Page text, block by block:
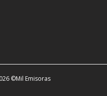
©Mil Emisoras